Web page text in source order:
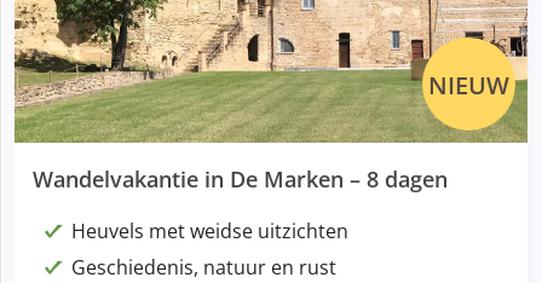
NIEUW
Wandelvakantie in De Marken – 8 dagen
Heuvels met weidse uitzichten
Geschiedenis, natuur en rust